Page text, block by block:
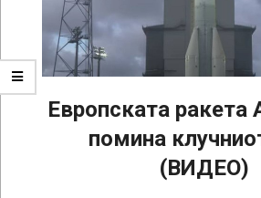
Европската ракета
помина
(ВИДЕО)